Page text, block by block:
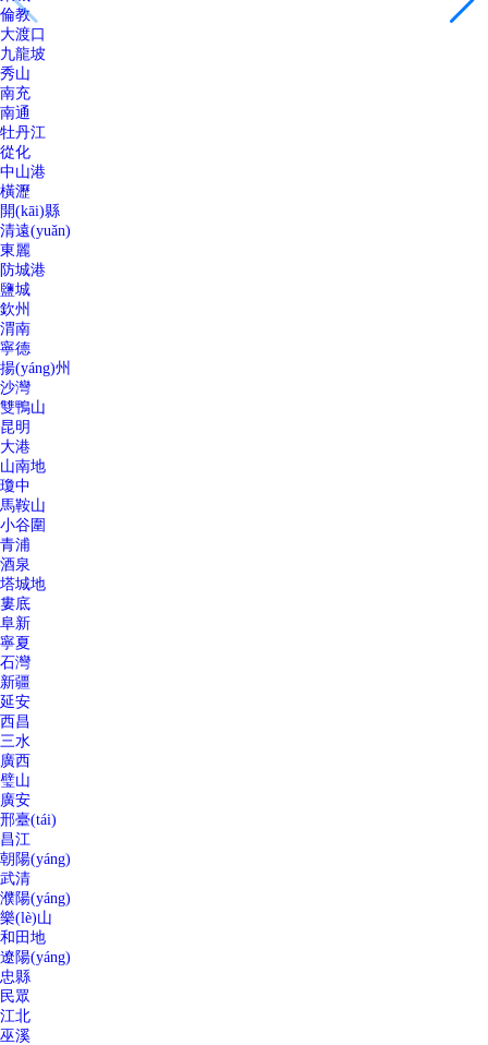
倫教
大渡口
九龍坡
秀山
南充
南通
牡丹江
從化
中山港
橫瀝
開(kāi)縣
清遠(yuǎn)
東麗
防城港
鹽城
欽州
渭南
寧德
揚(yáng)州
沙灣
雙鴨山
昆明
大港
山南地
瓊中
馬鞍山
小谷圍
青浦
酒泉
塔城地
婁底
阜新
寧夏
石灣
新疆
延安
西昌
三水
廣西
璧山
廣安
邢臺(tái)
昌江
朝陽(yáng)
武清
濮陽(yáng)
樂(lè)山
和田地
遼陽(yáng)
忠縣
民眾
江北
巫溪